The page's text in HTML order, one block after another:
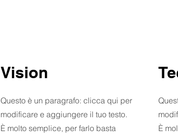
Vision
Questo è un paragrafo: clicca qui per
modificare e aggiungere il tuo testo.
È molto semplice, per farlo basta
È